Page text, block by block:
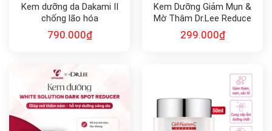
Kem dưỡng da Dakami II
chống lão hóa
790.000₫
Kem Dưỡng Giảm Mụn &
Mờ Thâm Dr.Lee Reduce
Acne Cream (10g)
299.000₫